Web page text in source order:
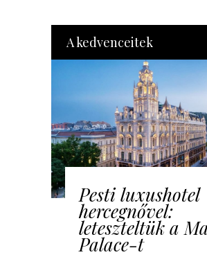
A kedvenceitek
Pesti luxushotel
hercegnővel:
leteszteltük a
Palace-t